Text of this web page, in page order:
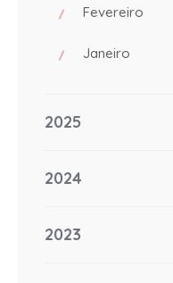
Fevereiro
Janeiro
2025
2024
2023